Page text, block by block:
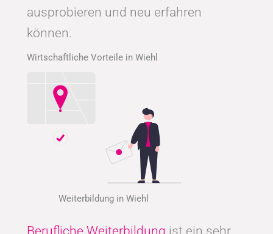
ausprobieren und neu erfahren
können.
Wirtschaftliche Vorteile in Wiehl
Weiterbildung in Wiehl
Berufliche Weiterbildung ist ein sehr